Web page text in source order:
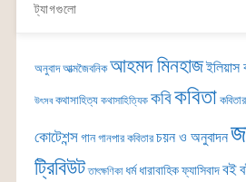
ট্যাগগুলো
অনুবাদ আত্মজৈবনিক আহমদ মিনহাজ
উৎসব কথাসাহিত্য কথাসাহিত্যিক কবিকবিতা
কোটেশন্সগান গানপার কবিতার চয়ন ও অনুবাদন
ট্রিবিউট তাৎক্ষণিকা ধর্ম ধারাবাহিকফ্যাসিবাদবই